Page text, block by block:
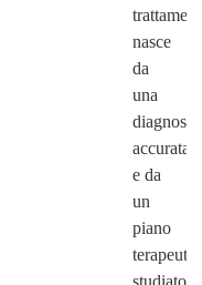
trattamento
nasce
da
una
diagnosi
accurata
e da
un
piano
terapeutico
studiato